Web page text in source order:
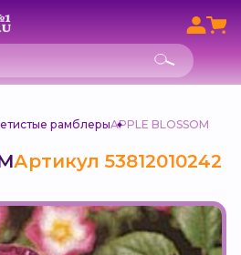
рамблерыAPPLE BLOSSOM
Артикул 53812010242